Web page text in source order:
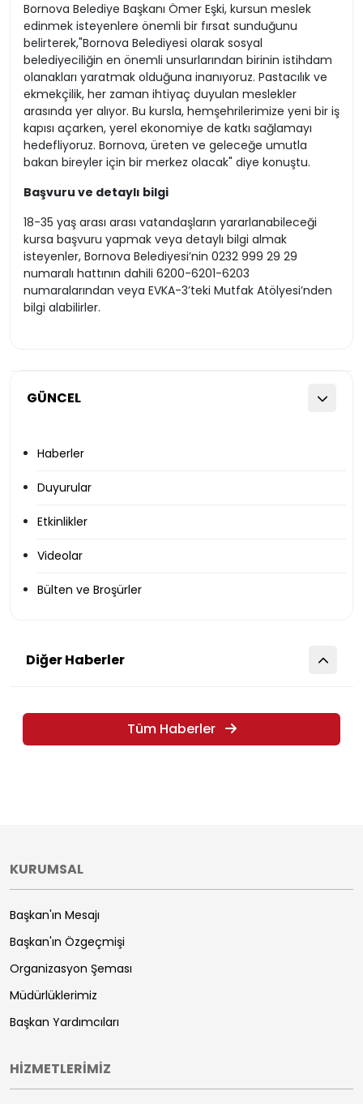
GÜNCEL
Haberler
Duyurular
Etkinlikler
Videolar
Bülten ve Broşürler
Bornova Belediye Başkanı Ömer Eşki, kursun meslek
edinmek isteyenlere önemli bir fırsat sunduğunu
belirterek,"Bornova Belediyesi olarak sosyal
belediyeciliğin en önemli unsurlarından birinin istihdam
olanakları yaratmak olduğuna inanıyoruz. Pastacılık ve
ekmekçilik, her zaman ihtiyaç duyulan meslekler
arasında yer alıyor. Bu kursla, hemşehrilerimize yeni bir iş
kapısı açarken, yerel ekonomiye de katkı sağlamayı
hedefliyoruz. Bornova, üreten ve geleceğe umutla
bakan bireyler için bir merkez olacak" diye konuştu.
Başvuru ve detaylı bilgi
18-35 yaş arası arası vatandaşların yararlanabileceği
kursa başvuru yapmak veya detaylı bilgi almak
isteyenler, Bornova Belediyesi’nin 0232 999 29 29
numaralı hattının dahili 6200-6201-6203
numaralarından veya EVKA-3’teki Mutfak Atölyesi’nden
bilgi alabilirler.
Diğer Haberler
Tüm Haberler
KURUMSAL
Başkan'ın Mesajı
Başkan'ın Özgeçmişi
Organizasyon Şeması
Müdürlüklerimiz
Başkan Yardımcıları
HİZMETLERİMİZ